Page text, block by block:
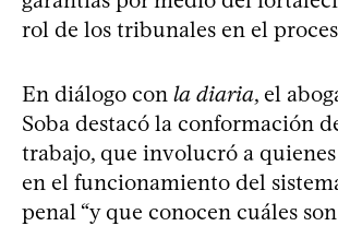
rol de los tribunales en el
En diálogo con la diaria, el
Soba destacó la conformación
trabajo, que involucró a
en el funcionamiento del
penal “y que conocen cuáles